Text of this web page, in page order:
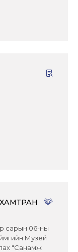
сарын 06-ны
Музей
"Санамж